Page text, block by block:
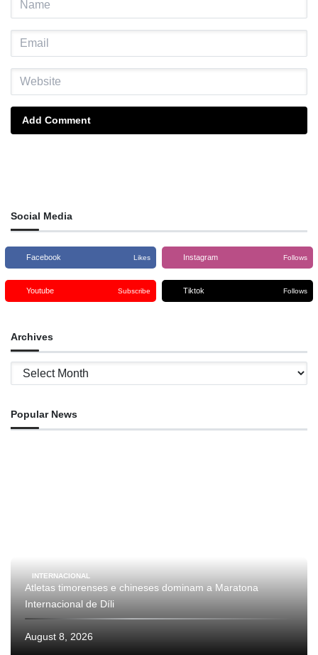
Add Comment
Social Media
Facebook Likes Instagram Follows
Youtube Subscribe Tiktok Follows
Archives
Archives
Popular News
INTERNACIONAL
Atletas timorenses e chineses dominam a Maratona
Internacional de Díli
August 8, 2026